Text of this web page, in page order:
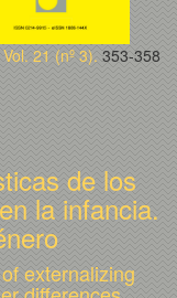
Vol. 21 (nº 3). 353-358
de los
la infancia.
externalizing